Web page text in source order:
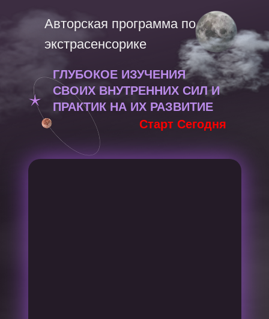
Авторская программа по
экстрасенсорике
ГЛУБОКОЕ ИЗУЧЕНИЯ
СВОИХ ВНУТРЕННИХ СИЛ И
ПРАКТИК НА ИХ РАЗВИТИЕ
Старт Сегодня